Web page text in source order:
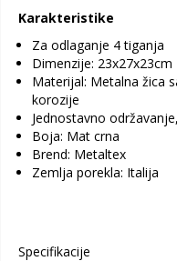
Karakteristike
Za odlaganje 4 tiganja
Dimenzije: 23x27x23cm
Materijal: Metalna žica
korozije
Jednostavno
Boja: Mat crna
Brend: Metaltex
Zemlja porekla: Italija
Specifikacije